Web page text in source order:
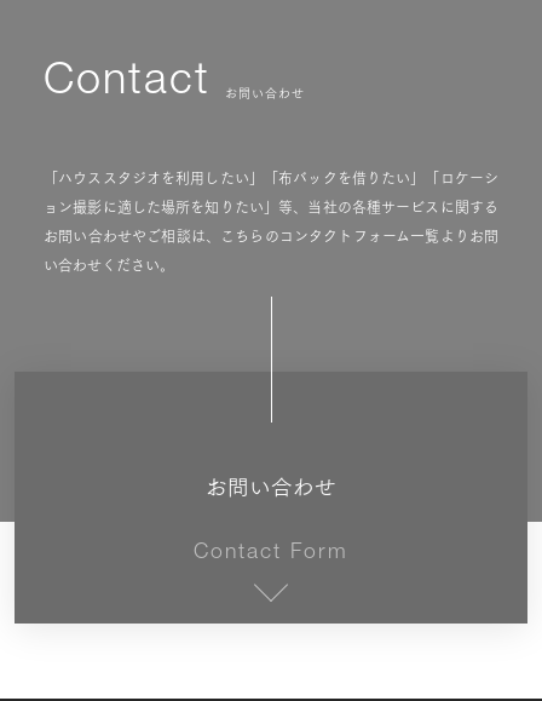
Contact お問い合わせ
「ハウススタジオを利用したい」「布バックを借りたい」「ロケーシ
ョン撮影に適した場所を知りたい」等、当社の各種サービスに関する
お問い合わせやご相談は、こちらのコンタクトフォーム一覧よりお問
い合わせください。
お問い合わせ
Contact Form